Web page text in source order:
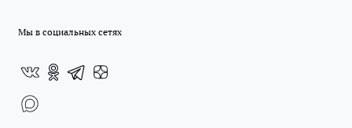
Мы в социальных сетях